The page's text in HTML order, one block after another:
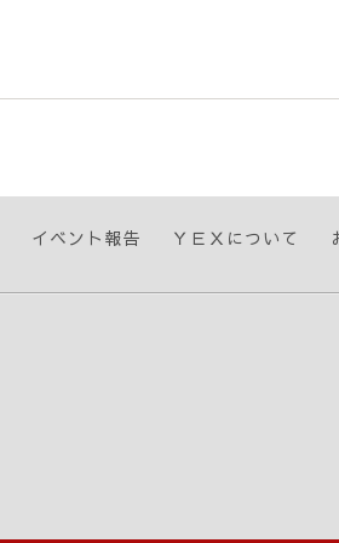
イベント報告 ＹＥＸについて